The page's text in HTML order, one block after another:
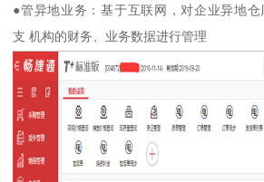
●管异地业务：基于互联网，对企业异地
支 机构的财务、业务数据进行管理